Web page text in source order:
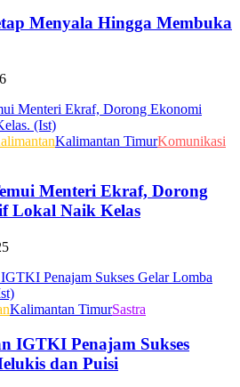
Menyala Hingga Membuka
Kalimantan TimurKomunikasi
Menteri Ekraf, Dorong
Lokal Naik Kelas
Kalimantan TimurSastra
IGTKI Penajam Sukses
dan Puisi